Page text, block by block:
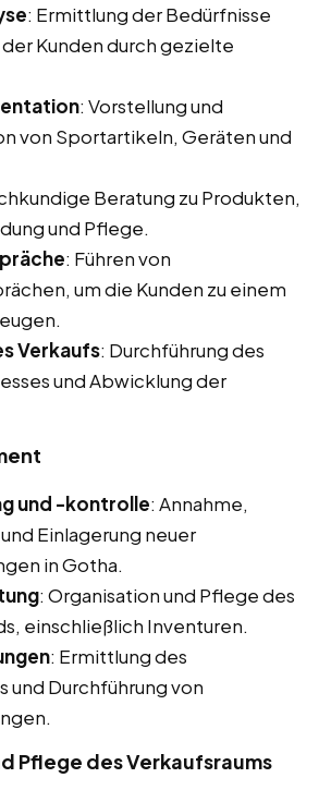
: Ermittlung der Bedürfnisse
Kunden durch gezielte
: Vorstellung und
von Sportartikeln, Geräten und
Beratung zu Produkten,
und Pflege.
: Führen von
um die Kunden zu einem
Verkaufs: Durchführung des
und Abwicklung der
und -kontrolle: Annahme,
Einlagerung neuer
in Gotha.
: Organisation und Pflege des
einschließlich Inventuren.
: Ermittlung des
und Durchführung von
Pflege des Verkaufsraums